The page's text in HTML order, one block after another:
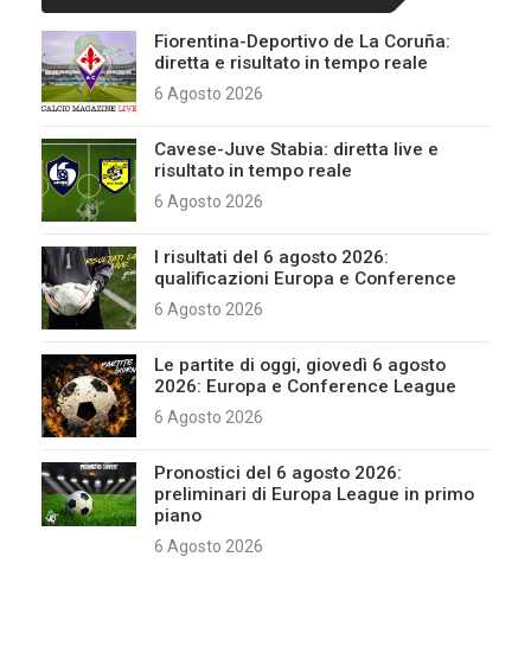
Fiorentina-Deportivo de La Coruña:
diretta e risultato in tempo reale
6 Agosto 2026
Cavese-Juve Stabia: diretta live e
risultato in tempo reale
6 Agosto 2026
I risultati del 6 agosto 2026:
qualificazioni Europa e Conference
6 Agosto 2026
Le partite di oggi, giovedì 6 agosto
2026: Europa e Conference League
6 Agosto 2026
Pronostici del 6 agosto 2026:
preliminari di Europa League in primo
piano
6 Agosto 2026